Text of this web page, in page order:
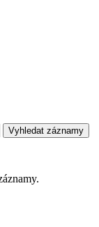
Vyhledat záznamy